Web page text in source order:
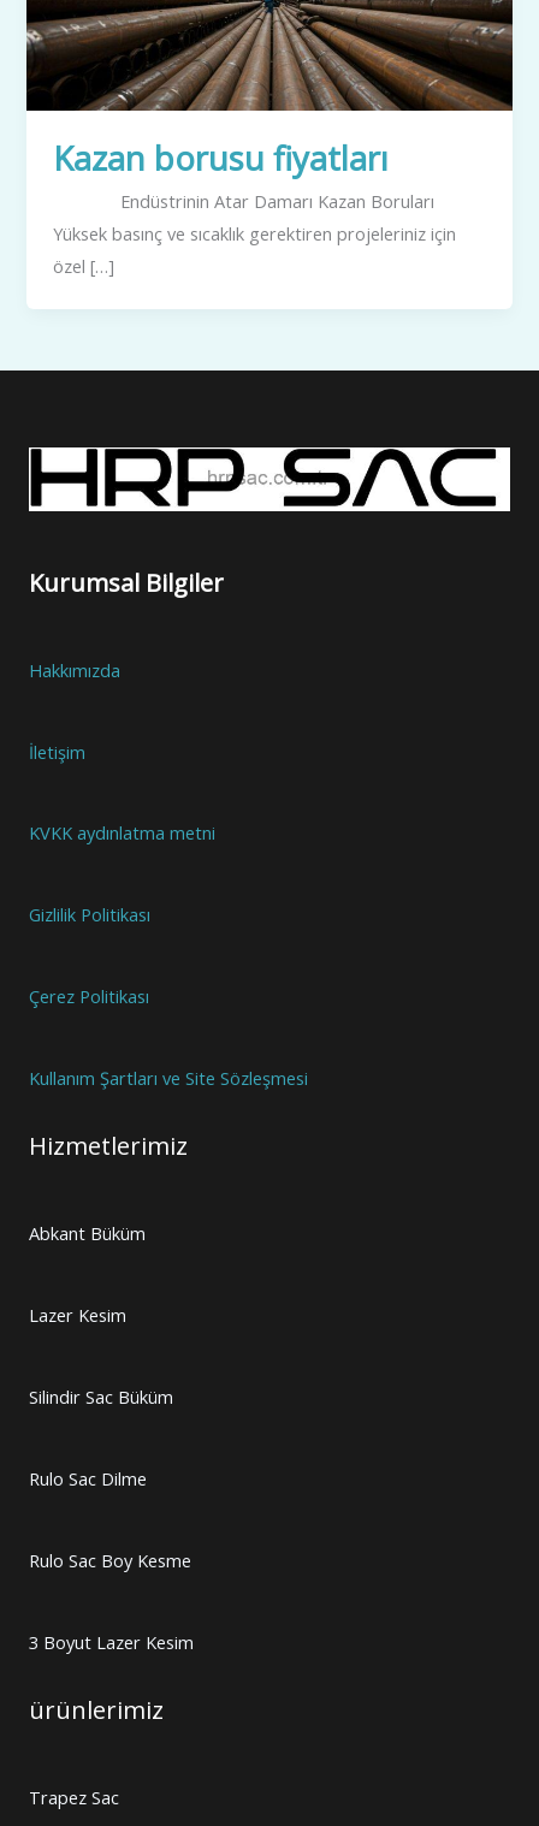
Kazan borusu fiyatları
Endüstrinin Atar Damarı Kazan Boruları
Yüksek basınç ve sıcaklık gerektiren projeleriniz için
özel […]
Kurumsal Bilgiler
Hakkımızda
İletişim
KVKK aydınlatma metni
Gizlilik Politikası
Çerez Politikası
Kullanım Şartları ve Site Sözleşmesi
Hizmetlerimiz
Abkant Büküm
Lazer Kesim
Silindir Sac Büküm
Rulo Sac Dilme
Rulo Sac Boy Kesme
3 Boyut Lazer Kesim
ürünlerimiz
Trapez Sac